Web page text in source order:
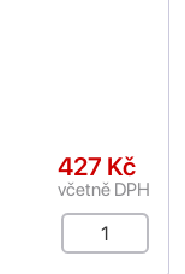
427 Kč
včetně DPH